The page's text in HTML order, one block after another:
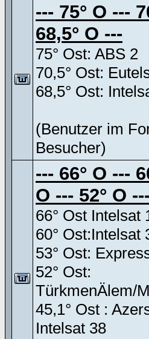
--- 75° O ---
68,5° O ---
75° Ost: ABS 2
70,5° Ost:
68,5° Ost:
(Benutzer im
Besucher)
--- 66° O ---
O --- 52° O
66° Ost Intelsat
60° Ost:Intelsat
53° Ost:
52° Ost:
TürkmenÄlem/
45,1° Ost :
Intelsat 38